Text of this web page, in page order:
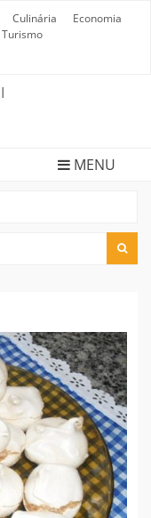
Culinária
Economia
Turismo
MENU